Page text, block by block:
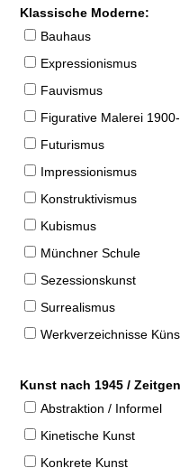
Klassische Moderne:
Bauhaus
Expressionismus
Fauvismus
Figurative Malerei
Futurismus
Impressionismus
Konstruktivismus
Kubismus
Münchner Schule
Sezessionskunst
Surrealismus
Werkverzeichnisse
Kunst nach 1945 /
Abstraktion / Informel
Kinetische Kunst
Konkrete Kunst